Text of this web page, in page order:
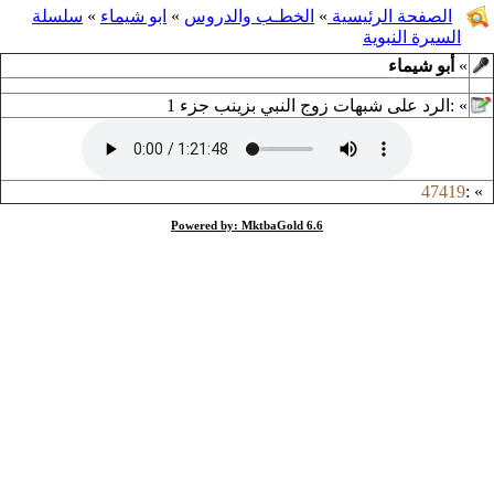
الصفحة الرئيسية » الخطـب والدروس » ابو شيماء » سلسلة
السيرة النبوية
» أبو شيماء
»
: الرد على شبهات زوج النبي بزينب جزء 1
»
:
47419
Powered by: MktbaGold 6.6